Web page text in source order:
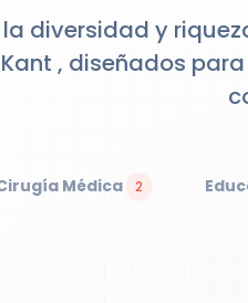
la diversidad y
, diseñados
Médica 2